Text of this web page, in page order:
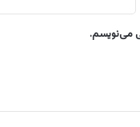
می‌نویسم.